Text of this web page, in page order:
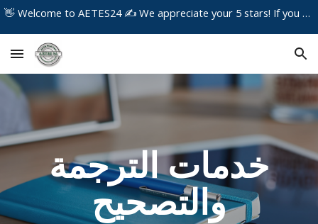
👋 Welcome to AETES24 ✍️ We appreciate your 5 stars! If you have any concerns about the service you received, please contact us immediately!
خدمات الترجمة
والتصحيح